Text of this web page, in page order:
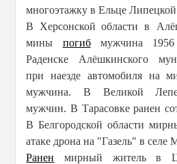
многоэтажку в Ельце Липецкой
В Херсонской области в
мины погибмужчина 1956
Раденске Алёшкинского
при наезде автомобиля на
мужчина.В Великой
мужчин. В Тарасовке ранен
В Белгородской области
атаке дрона на "Газель" в селе
Ранен мирный житель в